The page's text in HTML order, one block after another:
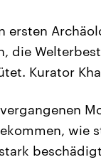
ersten
die
Kurator
wie